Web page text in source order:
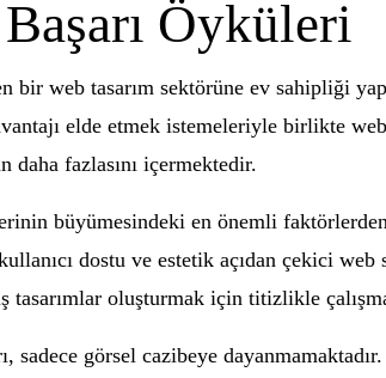
Öyküleri
bir web tasarım sektörüne ev sahipliği
elde etmek istemeleriyle birlikte
daha fazlasını içermektedir.
büyümesindeki en önemli
dostu ve estetik açıdan çekici
tasarımlar oluşturmak için titizlikle
sadece görsel cazibeye